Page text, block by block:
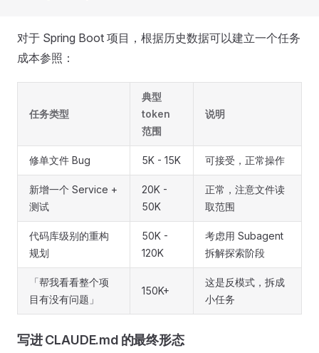
对于 Spring Boot 项目，根据历史数据可以建立一个任务
成本参照：
任务类型
典型
token
范围
说明
修单文件 Bug 5K - 15K 可接受，正常操作
新增一个 Service +
测试
20K -
50K
正常，注意文件读
取范围
代码库级别的重构
规划
50K -
120K
考虑用 Subagent
拆解探索阶段
「帮我看看整个项
目有没有问题」
150K+
这是反模式，拆成
小任务
写进 CLAUDE.md 的最终形态